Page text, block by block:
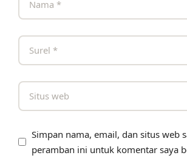
Simpan nama, email, dan situs web
peramban ini untuk komentar saya